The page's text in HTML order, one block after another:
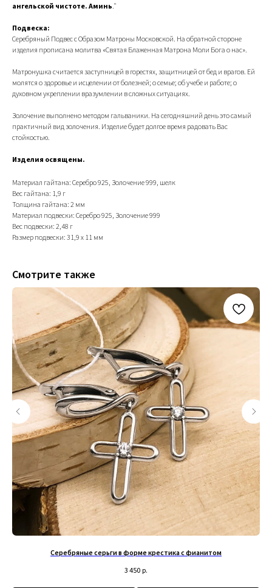
ангельской чистоте. Аминь ."
Подвеска:
Серебряный Подвес с Образом Матроны Московской. На обратной стороне
изделия прописана молитва «Святая Блаженная Матрона Моли Бога о нас».
Матронушка считается заступницей в горестях, защитницей от бед и врагов. Ей
молятся о здоровье и исцелении от болезней; о семье; об учебе и работе; о
духовном укреплении вразумлении в сложных ситуациях.
Золочение выполнено методом гальваники. На сегодняшний день это самый
практичный вид золочения. Изделие будет долгое время радовать Вас
стойкостью.
Изделия освящены.
Материал гайтана: Cepeбpo 925, Золочениe 999, шелк
Вес гайтана: 1,9 г
Толщина гайтана: 2 мм
Материал подвески: Серебро 925, Золочение 999
Вес подвески: 2,48 г
Размер подвески: 31,9 х 11 мм
Смотрите также
Серебряные серьги в форме крестика с фианитом
3 450 р.
Сайт разработан - @bogoduhovilya
© 2019-2026 Русские Мастерские
Информация
Договор оферта
Политика конфиденциальности
Обмен и возврат
Доставка и оплата
ИП Титенков Александр Владимирович
ИНН: 525813293944
ОГРНИП: 319527500128352
адрес: г.Нижний Новгород,
ул. Маслякова д. 12а
Контакты:
+79200098811